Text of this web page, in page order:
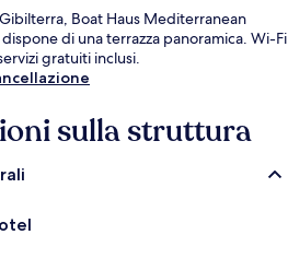
Boat Haus Mediterranean
di una terrazza panoramica. Wi-Fi
gratuiti inclusi.
sulla struttura